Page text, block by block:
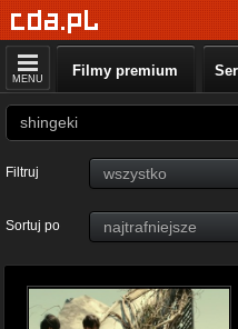
MENU Filmy premium
Filtruj
Sortuj po